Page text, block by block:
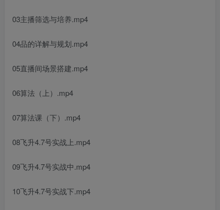
03主播筛选与培养.mp4
04品的详解与规划.mp4
05直播间场景搭建.mp4
06算法（上）.mp4
07算法课（下）.mp4
08飞升4.7号实战上.mp4
09飞升4.7号实战中.mp4
10飞升4.7号实战下.mp4